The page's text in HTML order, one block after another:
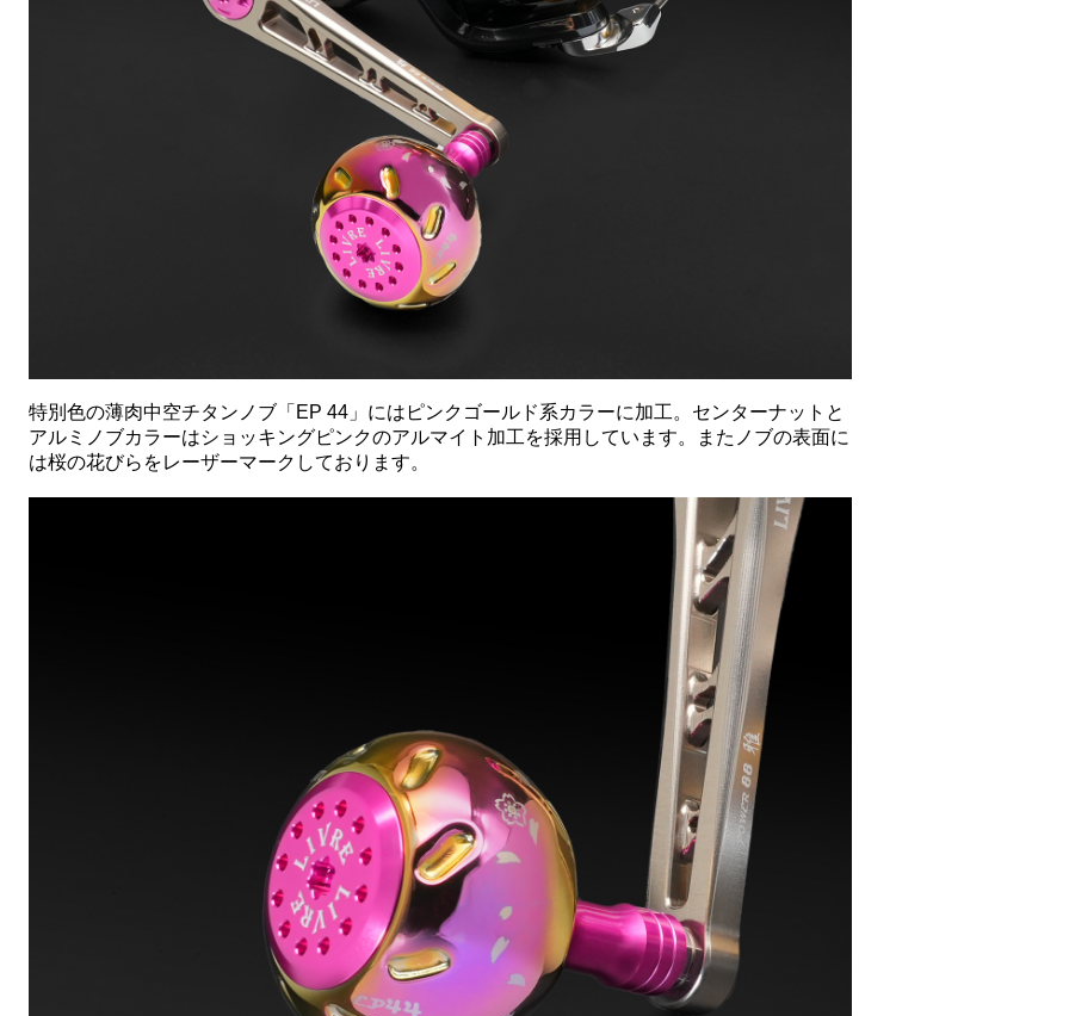
特別色の薄肉中空チタンノブ「EP 44」にはピンクゴールド系カラーに加工。センターナットと
アルミノブカラーはショッキングピンクのアルマイト加工を採用しています。またノブの表面に
は桜の花びらをレーザーマークしております。